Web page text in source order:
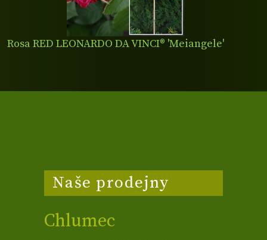
Rosa RED LEONARDO DA VINCI® 'Meiangele'
Naše prodejny
Chlumec